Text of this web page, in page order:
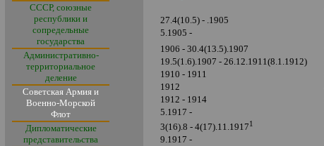
СССР, союзные
республики и
сопредельные
государства
Административно-
территориальное
деление
Советская Армия и
Военно-Морской
Флот
Дипломатические
представительства
27.4(10.5) - .1905
5.1905 -
1906 - 30.4(13.5).1907
19.5(1.6).1907 - 26.12.1911(8.1.1912)
1910 - 1911
1912
1912 - 1914
5.1917 -
3(16).8 - 4(17).11.19171
9.1917 -